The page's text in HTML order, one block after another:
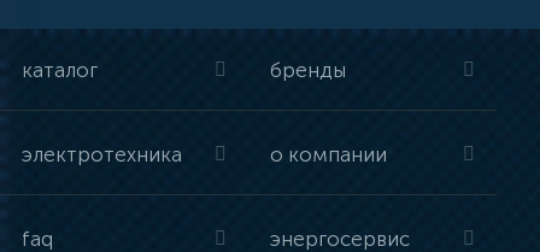
каталог бренды
электротехника о компании
faq энергосервис